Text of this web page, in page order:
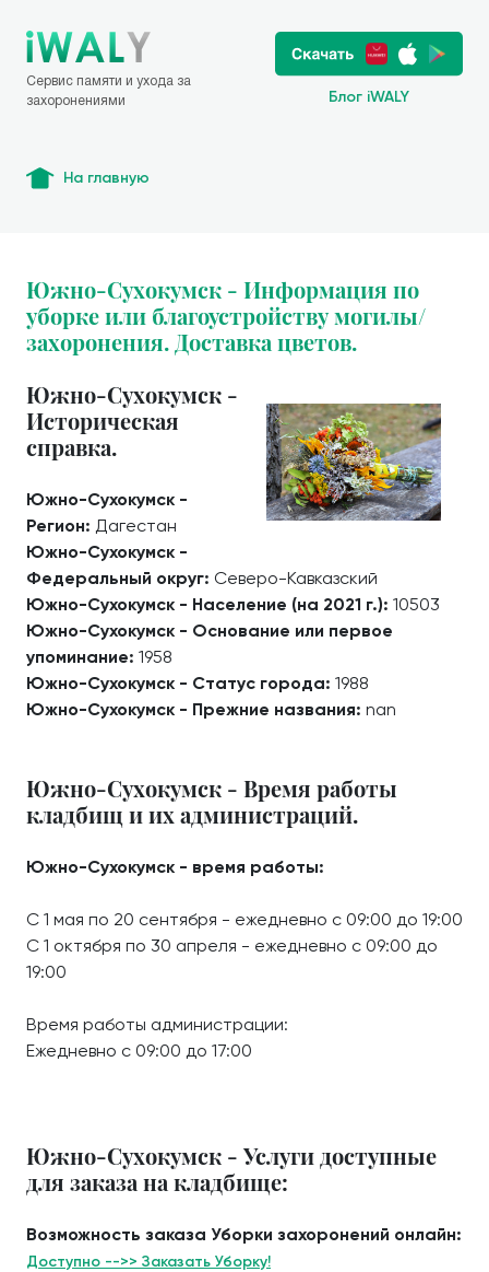
Сервис памяти и ухода за
захоронениями
Блог iWALY
На главную
Южно-Сухокумск - Информация по
уборке или благоустройству могилы/
захоронения. Доставка цветов.
Южно-Сухокумск -
Историческая
справка.
Южно-Сухокумск -
Регион: Дагестан
Южно-Сухокумск -
Федеральный округ: Северо-Кавказский
Южно-Сухокумск - Население (на 2021 г.): 10503
Южно-Сухокумск - Основание или первое
упоминание: 1958
Южно-Сухокумск - Статус города: 1988
Южно-Сухокумск - Прежние названия: nan
Южно-Сухокумск - Время работы
кладбищ и их администраций.
Южно-Сухокумск - время работы:
С 1 мая по 20 сентября - ежедневно с 09:00 до 19:00
С 1 октября по 30 апреля - ежедневно с 09:00 до
19:00
Время работы администрации:
Ежедневно с 09:00 до 17:00
Южно-Сухокумск - Услуги доступные
для заказа на кладбище:
Возможность заказа Уборки захоронений онлайн:
Доступно -->> Заказать Уборку!